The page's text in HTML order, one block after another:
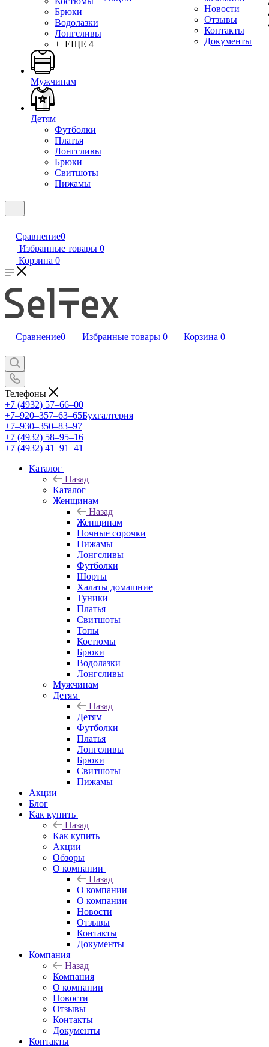
Брюки
Водолазки
Лонгсливы
+ ЕЩЕ 4
Мужчинам
Детям
Футболки
Платья
Лонгсливы
Брюки
Свитшоты
Пижамы
Новости
Отзывы
Контакты
Документы
Сравнение0
Избранные товары 0
Корзина 0
Сравнение0 Избранные товары 0 Корзина 0
Телефоны
+7 (4932) 57‒66‒00
+7‒920‒357‒63‒65Бухгалтерия
+7‒930‒350‒83‒97
+7 (4932) 58‒95‒16
+7 (4932) 41‒91‒41
Каталог
Назад
Каталог
Женщинам
Назад
Женщинам
Ночные сорочки
Пижамы
Лонгсливы
Футболки
Шорты
Халаты домашние
Туники
Платья
Свитшоты
Топы
Костюмы
Брюки
Водолазки
Лонгсливы
Мужчинам
Детям
Назад
Детям
Футболки
Платья
Лонгсливы
Брюки
Свитшоты
Пижамы
Акции
Блог
Как купить
Назад
Как купить
Акции
Обзоры
О компании
Назад
О компании
О компании
Новости
Отзывы
Контакты
Документы
Компания
Назад
Компания
О компании
Новости
Отзывы
Контакты
Документы
Контакты